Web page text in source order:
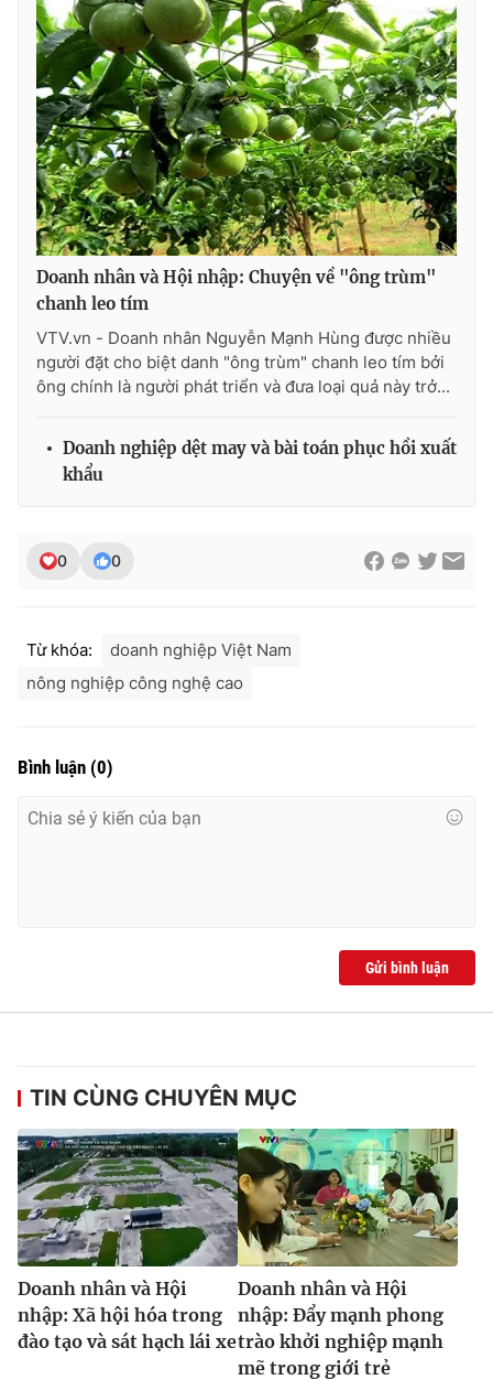
Ðiện thoại Thời báo VTV:024.66 897 897
Email:toasoan@vtv.vn
Liên hệ quảng cáo:024-7300.7108
® Cấm sao chép dưới mọi hình thức nếu không có sự chấp
Doanh nhân và Hội nhập: Chuyện về "ông trùm"
chanh leo tím
VTV.vn - Doanh nhân Nguyễn Mạnh Hùng được nhiều
người đặt cho biệt danh "ông trùm" chanh leo tím bởi
ông chính là người phát triển và đưa loại quả này trở...
Doanh nghiệp dệt may và bài toán phục hồi xuất
khẩu
0 0
Từ khóa:
doanh nghiệp Việt Nam
nông nghiệp công nghệ cao
Bình luận (0)
Gửi bình luận
TIN CÙNG CHUYÊN MỤC
Doanh nhân và Hội
nhập: Xã hội hóa trong
đào tạo và sát hạch lái xe
Doanh nhân và Hội
nhập: Đẩy mạnh phong
trào khởi nghiệp mạnh
mẽ trong giới trẻ